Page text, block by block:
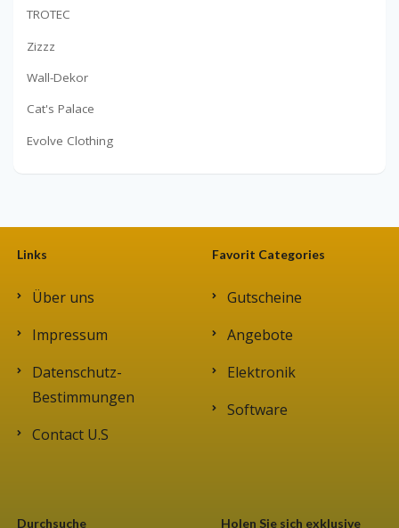
TROTEC
Zizzz
Wall-Dekor
Cat's Palace
Evolve Clothing
Links
Über uns
Impressum
Datenschutz-
Bestimmungen
Contact U.S
Favorit Categories
Gutscheine
Angebote
Elektronik
Software
Durchsuche
Holen Sie sich exklusive